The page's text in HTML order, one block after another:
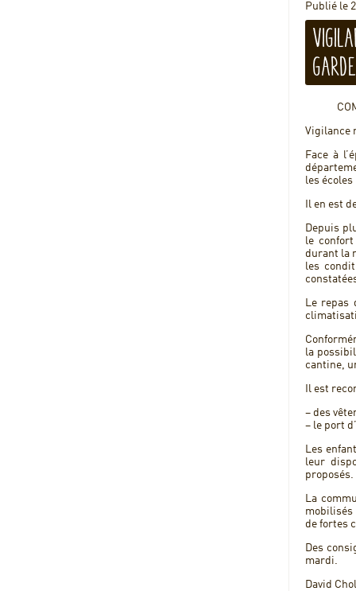
Publié le
Vigilance
Face à
les
Il en est
Depuis
le
durant la
les
Le repas
la
cantine,
Il est
– des
– le port
Les
leur
proposés.
La
mobilisés
de fortes
Des
mardi.
David